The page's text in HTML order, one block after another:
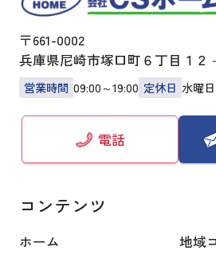
〒661-0002
兵庫県尼崎市塚口町６丁目１２
営業時間 09:00～19:00 定休日 水曜
電話
コンテンツ
ホーム
地域